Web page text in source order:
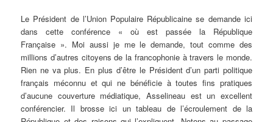
Le Président de l’Union Populaire Républicaine se demande ici
dans cette conférence « où est passée la République
Française ». Moi aussi je me le demande, tout comme des
millions d’autres citoyens de la francophonie à travers le monde.
Rien ne va plus. En plus d’être le Président d’un parti politique
français méconnu et qui ne bénéficie à toutes fins pratiques
d’aucune couverture médiatique, Asselineau est un excellent
conférencier. Il brosse ici un tableau de l’écroulement de la